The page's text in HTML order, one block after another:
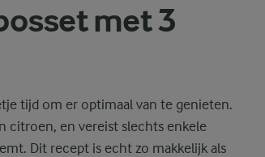
met 3
tijd om er optimaal van te genieten.
citroen, en vereist slechts enkele
Dit recept is echt zo makkelijk als